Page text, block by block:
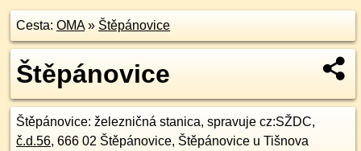
Cesta: OMA» Štěpánovice
Štěpánovice
Štěpánovice: železničná stanica, spravuje cz:SŽDC,
č.d.56, 666 02 Štěpánovice, Štěpánovice u Tišnova